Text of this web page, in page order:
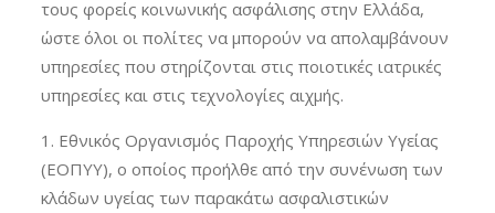
τους φορείς κοινωνικής ασφάλισης στην Ελλάδα,
ώστε όλοι οι πολίτες να μπορούν να απολαμβάνουν
υπηρεσίες που στηρίζονται στις ποιοτικές ιατρικές
υπηρεσίες και στις τεχνολογίες αιχμής.
Εθνικός Οργανισμός Παροχής Υπηρεσιών Υγείας
(ΕΟΠΥΥ), ο οποίος προήλθε από την συνένωση των
κλάδων υγείας των παρακάτω ασφαλιστικών